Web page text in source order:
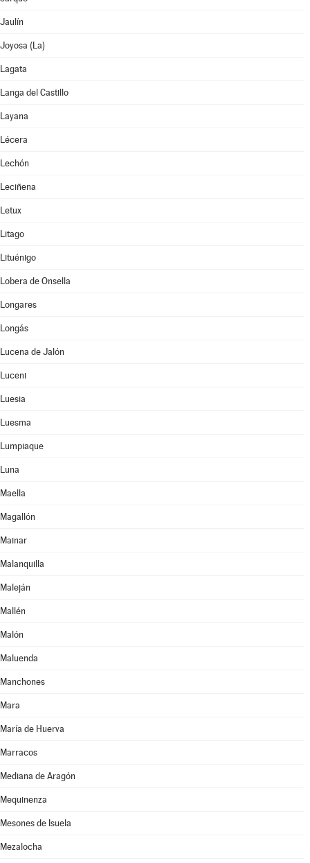
Jaulín
Joyosa (La)
Lagata
Langa del Castillo
Layana
Lécera
Lechón
Leciñena
Letux
Litago
Lituénigo
Lobera de Onsella
Longares
Longás
Lucena de Jalón
Luceni
Luesia
Luesma
Lumpiaque
Luna
Maella
Magallón
Mainar
Malanquilla
Maleján
Mallén
Malón
Maluenda
Manchones
Mara
María de Huerva
Marracos
Mediana de Aragón
Mequinenza
Mesones de Isuela
Mezalocha